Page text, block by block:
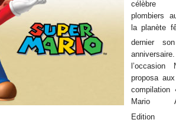
plombiers
la planète
dernier
l’occasion
proposa
compilation
Mario